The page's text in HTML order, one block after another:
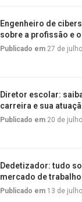
Engenheiro de
sobre a profissão e
Publicado em 27 de
Diretor escolar:
carreira e sua
Publicado em 20 de
Dedetizador: tudo
mercado de trabalho
Publicado em 13 de